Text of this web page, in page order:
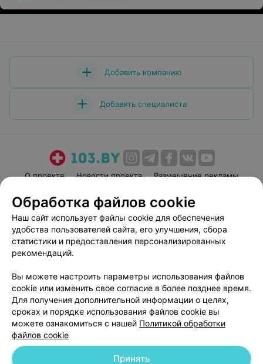
Добавить компанию
Добавить специалиста
О проекте Новости проекта
Размещение рекламы
Пользовательское соглашение
Способы оплаты
Вакансии
Партнеры
Написать руководителю 103.by
Персональные настройки cookie
Обработка персональных данных
Обработка файлов cookie
Наш сайт использует файлы cookie для обеспечения
удобства пользователей сайта, его улучшения, сбора
статистики и предоставления персонализированных
рекомендаций.
Вы можете настроить параметры использования файлов
cookie или изменить свое согласие в более позднее время.
Для получения дополнительной информации о целях,
сроках и порядке использования файлов cookie вы
можете ознакомиться с нашей Политикой обработки
файлов cookie
Принять